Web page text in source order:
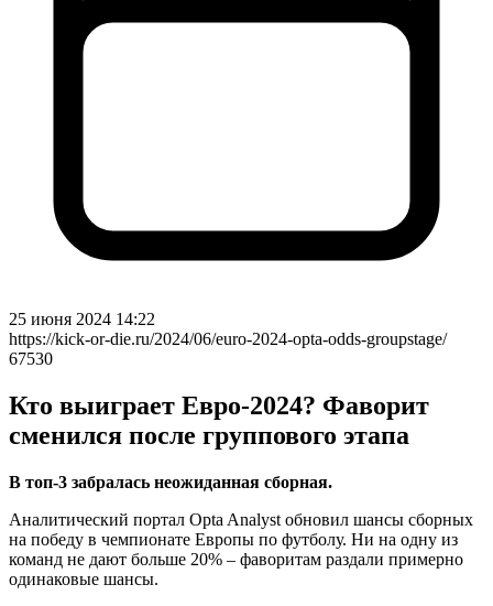
25 июня 2024 14:22
https://kick-or-die.ru/2024/06/euro-2024-opta-odds-groupstage/
67530
Кто выиграет Евро-2024? Фаворит
сменился после группового этапа
В топ-3 забралась неожиданная сборная.
Аналитический портал Opta Analyst обновил шансы сборных
на победу в чемпионате Европы по футболу. Ни на одну из
команд не дают больше 20% – фаворитам раздали примерно
одинаковые шансы.